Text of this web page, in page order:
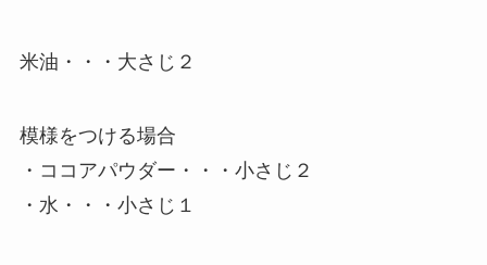
米油・・・大さじ２
模様をつける場合
・ココアパウダー・・・小さじ２
・水・・・小さじ１